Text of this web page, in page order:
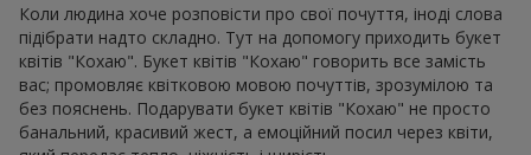
Коли людина хоче розповісти про свої почуття, іноді слова
підібрати надто складно. Тут на допомогу приходить букет
квітів "Кохаю". Букет квітів "Кохаю" говорить все замість
вас; промовляє квітковою мовою почуттів, зрозумілою та
без пояснень. Подарувати букет квітів "Кохаю" не просто
банальний, красивий жест, а емоційний посил через квіти,